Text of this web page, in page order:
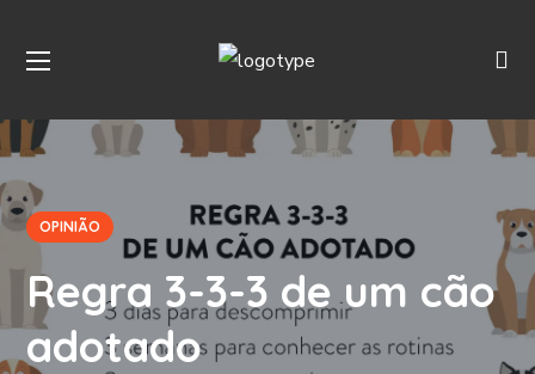
OPINIÃO
Regra 3-3-3 de um cão
adotado